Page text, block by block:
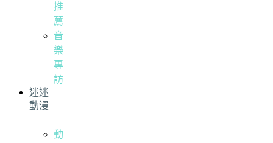
推
薦
音
樂
專
訪
迷迷
動漫
動